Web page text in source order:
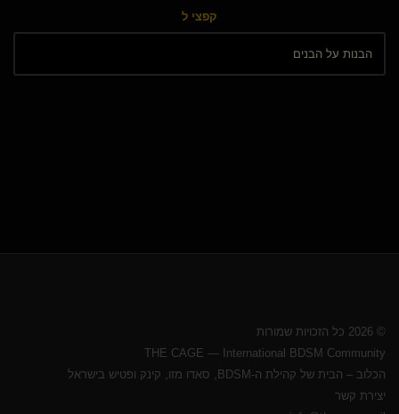
קפצי ל
© 2026 כל הזכויות שמורות
THE CAGE — International BDSM Community
הכלוב – הבית של קהילת ה-BDSM, סאדו מזו, קינק ופטיש בישראל
יצירת קשר